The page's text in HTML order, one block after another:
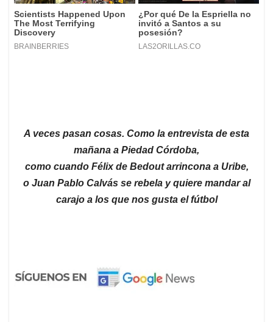
A veces pasan cosas. Como la entrevista de esta
mañana a Piedad Córdoba,
como cuando Félix de Bedout arrincona a Uribe,
o Juan Pablo Calvás se rebela y quiere mandar al
carajo a los que nos gusta el fútbol